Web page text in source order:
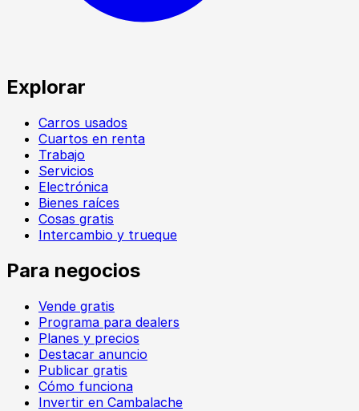
Explorar
Carros usados
Cuartos en renta
Trabajo
Servicios
Electrónica
Bienes raíces
Cosas gratis
Intercambio y trueque
Para negocios
Vende gratis
Programa para dealers
Planes y precios
Destacar anuncio
Publicar gratis
Cómo funciona
Invertir en Cambalache